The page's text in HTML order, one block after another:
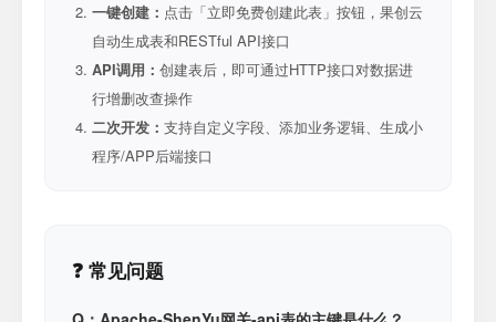
一键创建： 点击「立即免费创建此表」按钮，果创云
自动生成表和RESTful API接口
API调用： 创建表后，即可通过HTTP接口对数据进
行增删改查操作
二次开发： 支持自定义字段、添加业务逻辑、生成小
程序/APP后端接口
❓ 常见问题